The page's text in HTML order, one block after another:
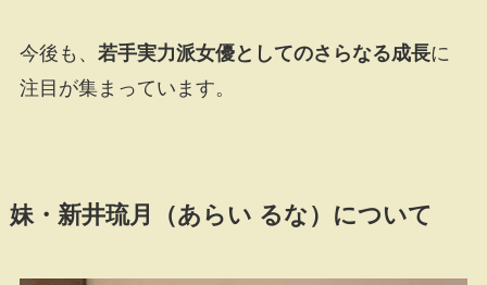
今後も、 若手実力派女優としてのさらなる成長に
注目が集まっています。
妹・ 新井琉月（あらい るな）について